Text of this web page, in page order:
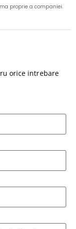
proprie a companiei.
orice intrebare